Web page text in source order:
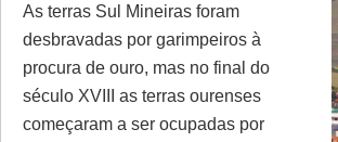
As terras Sul Mineiras foram
desbravadas por garimpeiros à
procura de ouro, mas no final do
século XVIII as terras ourenses
começaram a ser ocupadas por